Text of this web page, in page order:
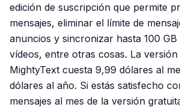
edición de suscripción que permite
mensajes, eliminar el límite de
anuncios y sincronizar hasta 100
vídeos, entre otras cosas. La
MightyText cuesta 9,99 dólares al
dólares al año. Si estás satisfecho
mensajes al mes de la versión